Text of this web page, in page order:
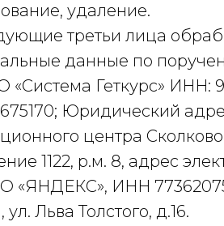
удаление.
третьи лица
данные по
«Система Геткурс» ИНН:
Юридический
центра
1122, р.м. 8, адрес
«ЯНДЕКС», ИНН
Льва Толстого, д.16.